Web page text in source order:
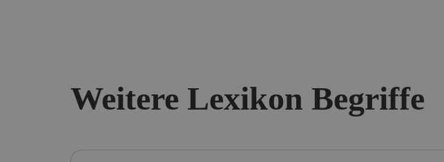
Weitere Lexikon Begriffe